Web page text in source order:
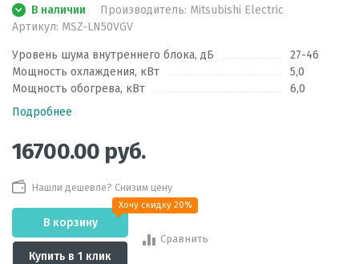
В наличии Производитель: Mitsubishi Electric
Артикул: MSZ-LN50VGV
Уровень шума внутреннего блока, дБ
27-46
Мощность охлаждения, кВт
5,0
Мощность обогрева, кВт
6,0
Подробнее
16700.00 руб.
Нашли дешевле? Снизим цену
В корзину
Купить в 1 клик
Хочу скидку 20%
Сравнить